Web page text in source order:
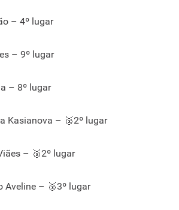
– 4º lugar
– 9º lugar
– 8º lugar
Kasianova – 🥈2º lugar
– 🥈2º lugar
Aveline – 🥉3º lugar